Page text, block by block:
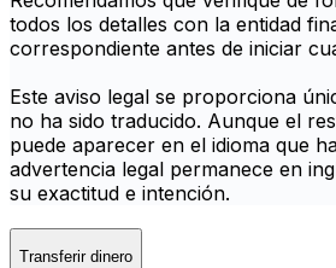
todos los detalles con la entidad
correspondiente antes de iniciar
Este aviso legal se proporciona
no ha sido traducido. Aunque el
puede aparecer en el idioma que
advertencia legal permanece en
su exactitud e intención.
Transferir dinero